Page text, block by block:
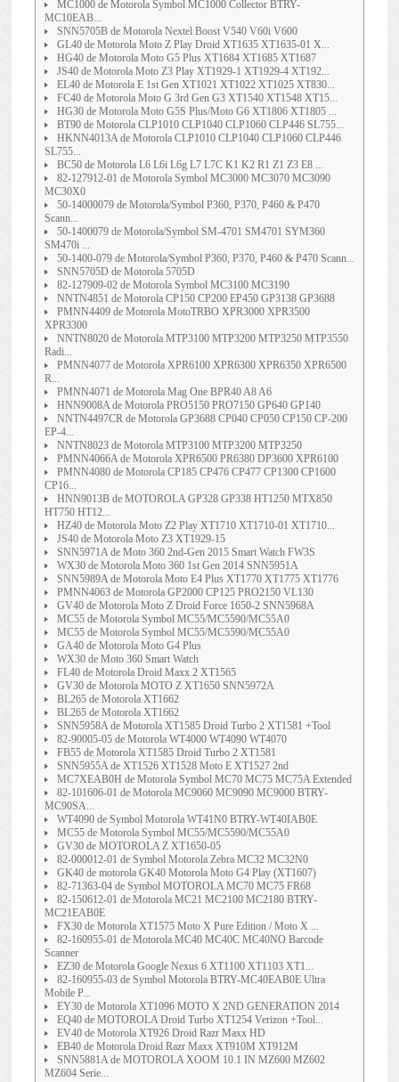
MC1000 de Motorola Symbol MC1000 Collector BTRY-
MC10EAB...
SNN5705B de Motorola Nextel Boost V540 V60i V600
GL40 de Motorola Moto Z Play Droid XT1635 XT1635-01 X...
HG40 de Motorola Moto G5 Plus XT1684 XT1685 XT1687
JS40 de Motorola Moto Z3 Play XT1929-1 XT1929-4 XT192...
EL40 de Motorola E 1st Gen XT1021 XT1022 XT1025 XT830...
FC40 de Motorola Moto G 3rd Gen G3 XT1540 XT1548 XT15...
HG30 de Motorola Moto G5S Plus/Moto G6 XT1806 XT1805 ...
BT90 de Motorola CLP1010 CLP1040 CLP1060 CLP446 SL755...
HKNN4013A de Motorola CLP1010 CLP1040 CLP1060 CLP446
SL755...
BC50 de Motorola L6 L6i L6g L7 L7C K1 K2 R1 Z1 Z3 E8 ...
82-127912-01 de Motorola Symbol MC3000 MC3070 MC3090
MC30X0
50-14000079 de Motorola/Symbol P360, P370, P460 & P470
Scann...
50-1400079 de Motorola/Symbol SM-4701 SM4701 SYM360
SM470i ...
50-1400-079 de Motorola/Symbol P360, P370, P460 & P470 Scann...
SNN5705D de Motorola 5705D
82-127909-02 de Motorola Symbol MC3100 MC3190
NNTN4851 de Motorola CP150 CP200 EP450 GP3138 GP3688
PMNN4409 de Motorola MotoTRBO XPR3000 XPR3500
XPR3300
NNTN8020 de Motorola MTP3100 MTP3200 MTP3250 MTP3550
Radi...
PMNN4077 de Motorola XPR6100 XPR6300 XPR6350 XPR6500
R...
PMNN4071 de Motorola Mag One BPR40 A8 A6
HNN9008A de Motorola PRO5150 PRO7150 GP640 GP140
NNTN4497CR de Motorola GP3688 CP040 CP050 CP150 CP-200
EP-4...
NNTN8023 de Motorola MTP3100 MTP3200 MTP3250
PMNN4066A de Motorola XPR6500 PR6380 DP3600 XPR6100
PMNN4080 de Motorola CP185 CP476 CP477 CP1300 CP1600
CP16...
HNN9013B de MOTOROLA GP328 GP338 HT1250 MTX850
HT750 HT12...
HZ40 de Motorola Moto Z2 Play XT1710 XT1710-01 XT1710...
JS40 de Motorola Moto Z3 XT1929-15
SNN5971A de Moto 360 2nd-Gen 2015 Smart Watch FW3S
WX30 de Motorola Moto 360 1st Gen 2014 SNN5951A
SNN5989A de Motorola Moto E4 Plus XT1770 XT1775 XT1776
PMNN4063 de Motorola GP2000 CP125 PRO2150 VL130
GV40 de Motorola Moto Z Droid Force 1650-2 SNN5968A
MC55 de Motorola Symbol MC55/MC5590/MC55A0
MC55 de Motorola Symbol MC55/MC5590/MC55A0
GA40 de Motorola Moto G4 Plus
WX30 de Moto 360 Smart Watch
FL40 de Motorola Droid Maxx 2 XT1565
GV30 de Motorola MOTO Z XT1650 SNN5972A
BL265 de Motorola XT1662
BL265 de Motorola XT1662
SNN5958A de Motorola XT1585 Droid Turbo 2 XT1581 +Tool
82-90005-05 de Motorola WT4000 WT4090 WT4070
FB55 de Motorola XT1585 Droid Turbo 2 XT1581
SNN5955A de XT1526 XT1528 Moto E XT1527 2nd
MC7XEAB0H de Motorola Symbol MC70 MC75 MC75A Extended
82-101606-01 de Motorola MC9060 MC9090 MC9000 BTRY-
MC90SA...
WT4090 de Symbol Motorola WT41N0 BTRY-WT40IAB0E
MC55 de Motorola Symbol MC55/MC5590/MC55A0
GV30 de MOTOROLA Z XT1650-05
82-000012-01 de Symbol Motorola Zebra MC32 MC32N0
GK40 de motorola GK40 Motorola Moto G4 Play (XT1607)
82-71363-04 de Symbol MOTOROLA MC70 MC75 FR68
82-150612-01 de Motorola MC21 MC2100 MC2180 BTRY-
MC21EAB0E
FX30 de Motorola XT1575 Moto X Pure Edition / Moto X ...
82-160955-01 de Motorola MC40 MC40C MC40NO Barcode
Scanner
EZ30 de Motorola Google Nexus 6 XT1100 XT1103 XT1...
82-160955-03 de Symbol Motorola BTRY-MC40EAB0E Ultra
Mobile P...
EY30 de Motorola XT1096 MOTO X 2ND GENERATION 2014
EQ40 de MOTOROLA Droid Turbo XT1254 Verizon +Tool...
EV40 de Motorola XT926 Droid Razr Maxx HD
EB40 de Motorola Droid Razr Maxx XT910M XT912M
SNN5881A de MOTOROLA XOOM 10.1 IN MZ600 MZ602
MZ604 Serie...